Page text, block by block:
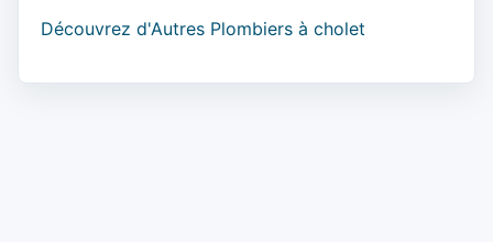
Découvrez d'Autres Plombiers à cholet